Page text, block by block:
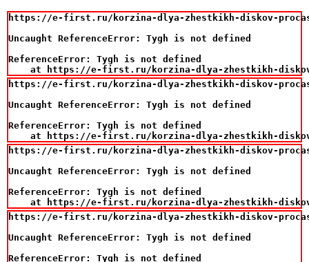
https://e-first.ru/korzina-dlya-zhestkikh-diskov-procase-
Uncaught ReferenceError: Tygh is not defined
ReferenceError: Tygh is not defined
at https://e-first.ru/korzina-dlya-zhestkikh-
https://e-first.ru/korzina-dlya-zhestkikh-diskov-procase-
Uncaught ReferenceError: Tygh is not defined
ReferenceError: Tygh is not defined
at https://e-first.ru/korzina-dlya-zhestkikh-
https://e-first.ru/korzina-dlya-zhestkikh-diskov-procase-
Uncaught ReferenceError: Tygh is not defined
ReferenceError: Tygh is not defined
at https://e-first.ru/korzina-dlya-zhestkikh-
https://e-first.ru/korzina-dlya-zhestkikh-diskov-procase-
Uncaught ReferenceError: Tygh is not defined
ReferenceError: Tygh is not defined